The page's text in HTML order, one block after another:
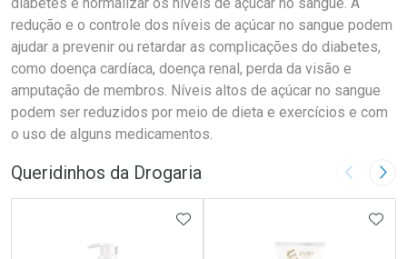
redução e o controle dos níveis de açúcar no sangue podem
ajudar a prevenir ou retardar as complicações do diabetes,
como doença cardíaca, doença renal, perda da visão e
amputação de membros. Níveis altos de açúcar no sangue
podem ser reduzidos por meio de dieta e exercícios e com
o uso de alguns medicamentos.
Queridinhos da Drogaria Imagem
ADICIONAR AOS FAVORITOS